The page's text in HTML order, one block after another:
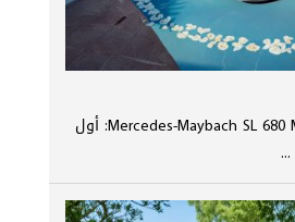
Mercedes-Maybach SL 680 Monogram Series: أول